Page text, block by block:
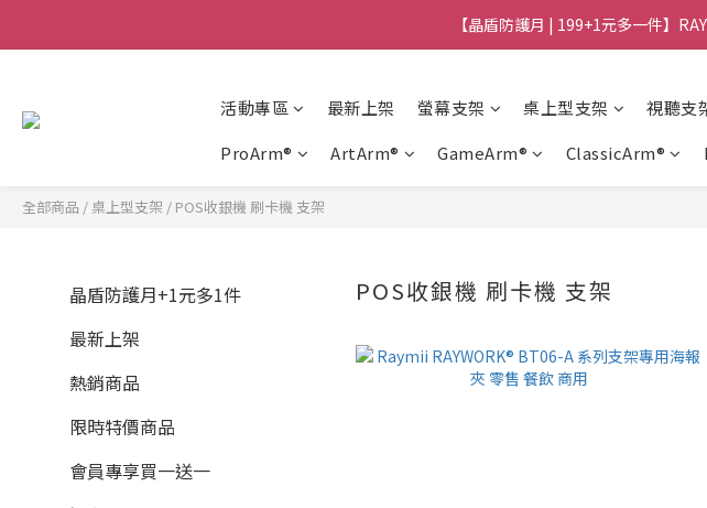
【晶盾防護月 | 199+1元多一件】
活動專區 最新上架 螢幕支架 桌上型支架 視聽支
ProArm®
ArtArm® GameArm® ClassicArm®
全部商品 / 桌上型支架 / POS收銀機 刷卡機 支架
晶盾防護月+1元多1件
最新上架
熱銷商品
限時特價商品
會員專享買一送一
POS收銀機 刷卡機 支架